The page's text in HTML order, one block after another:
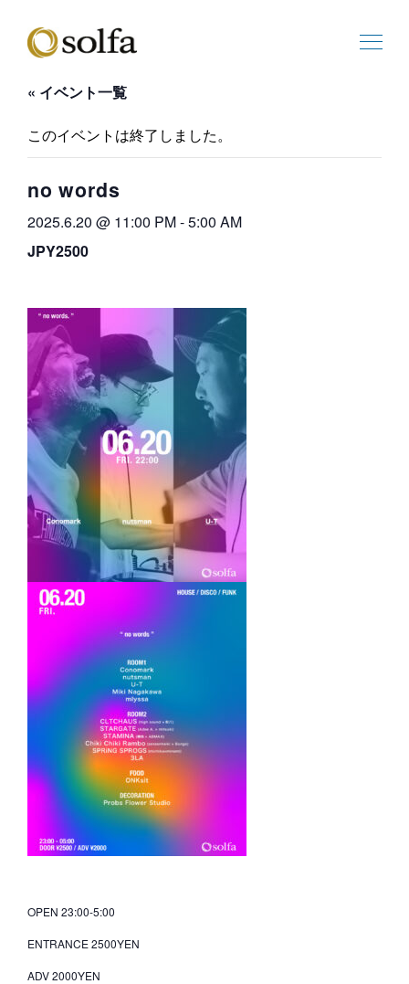
« イベント一覧
このイベントは終了しました。
no words
2025.6.20 @ 11:00 PM-5:00 AM
JPY2500
OPEN 23:00-5:00
ENTRANCE 2500YEN
ADV 2000YEN